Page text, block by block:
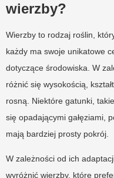
wierzby?
Wierzby to rodzaj roślin,
każdy ma swoje unikatowe
dotyczące środowiska. W
różnić się wysokością,
rosną. Niektóre gatunki,
się opadającymi gałęziami,
mają bardziej prosty pokrój.
W zależności od ich
wyróżnić wierzby, które